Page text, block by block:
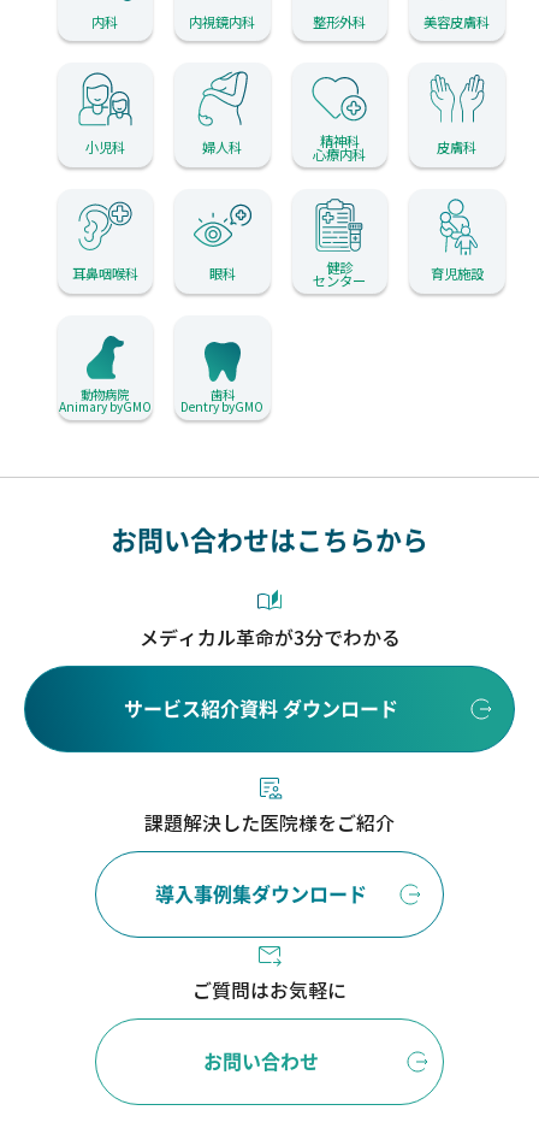
内科 内視鏡内科 整形外科 美容皮膚科
小児科 婦人科 精神科
心療内科 皮膚科
耳鼻咽喉科 眼科 健診
センター 育児施設
動物病院
Animary byGMO
歯科
Dentry byGMO
お問い合わせはこちらから
メディカル革命が3分でわかる
サービス紹介資料 ダウンロード
課題解決した医院様をご紹介
導入事例集ダウンロード
ご質問はお気軽に
お問い合わせ